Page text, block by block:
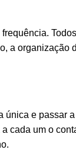
a organização
e passar
cada um o